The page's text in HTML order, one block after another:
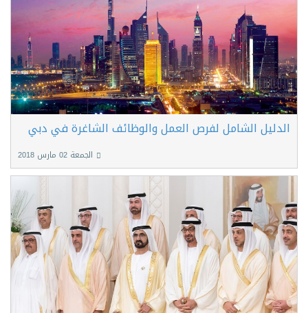
الدليل الشامل لفرص العمل والوظائف الشاغرة في دبي
الجمعة 02 مارس 2018